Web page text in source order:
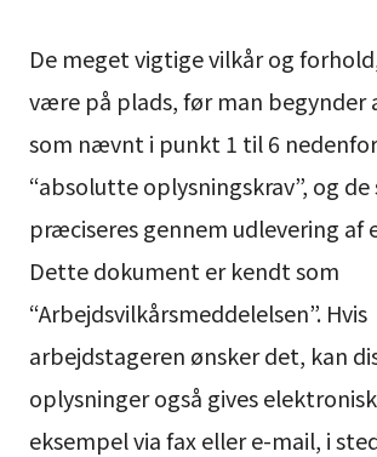
De meget vigtige vilkår og
være på plads, før man begynder
som nævnt i punkt 1 til 6
“absolutte oplysningskrav”, og de
præciseres gennem udlevering af
Dette dokument er kendt som
“Arbejdsvilkårsmeddelelsen”. Hvis
arbejdstageren ønsker det, kan
oplysninger også gives
eksempel via fax eller e-mail, i